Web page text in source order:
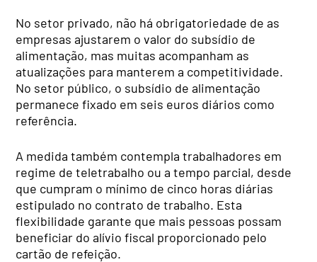
No setor privado, não há obrigatoriedade de as
empresas ajustarem o valor do subsídio de
alimentação, mas muitas acompanham as
atualizações para manterem a competitividade.
No setor público, o subsídio de alimentação
permanece fixado em seis euros diários como
referência.
A medida também contempla trabalhadores em
regime de teletrabalho ou a tempo parcial, desde
que cumpram o mínimo de cinco horas diárias
estipulado no contrato de trabalho. Esta
flexibilidade garante que mais pessoas possam
beneficiar do alívio fiscal proporcionado pelo
cartão de refeição.